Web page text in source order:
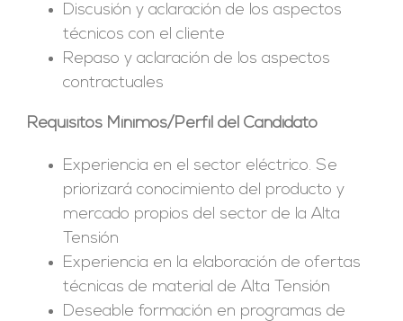
Discusión y aclaración de los aspectos
técnicos con el cliente
Repaso y aclaración de los aspectos
contractuales
Requisitos Mínimos/Perfil del Candidato
Experiencia en el sector eléctrico. Se
priorizará conocimiento del producto y
mercado propios del sector de la Alta
Tensión
Experiencia en la elaboración de ofertas
técnicas de material de Alta Tensión
Deseable formación en programas de